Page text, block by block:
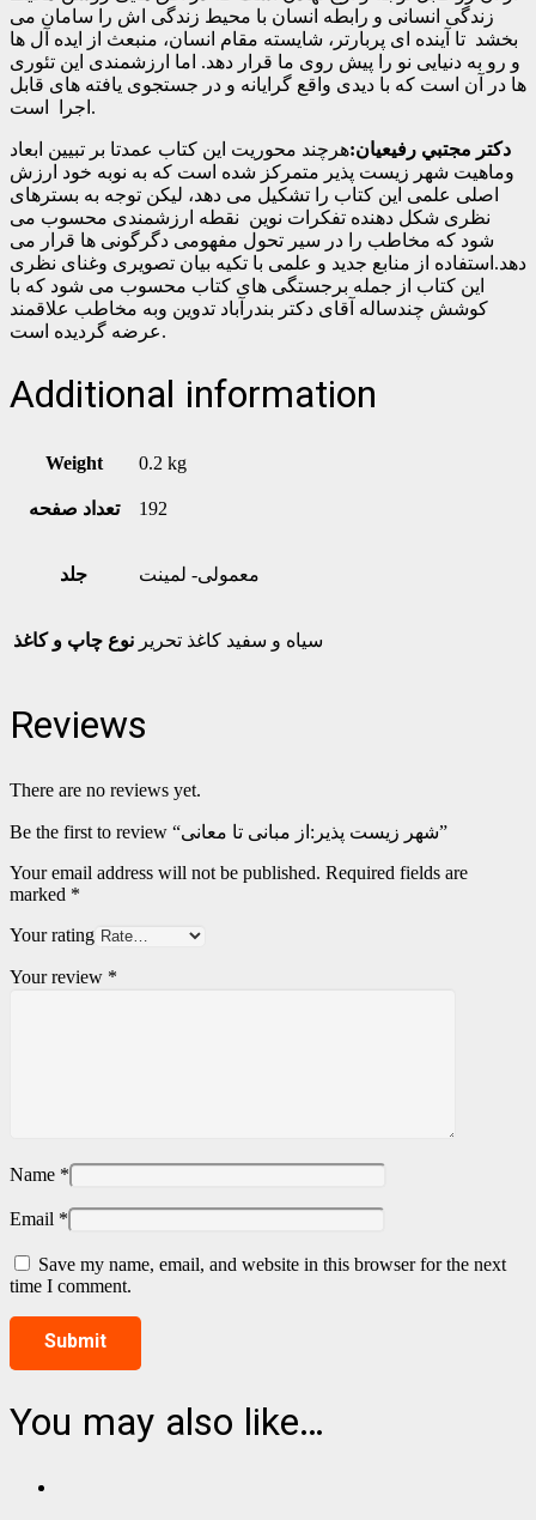
زندگی انسانی و رابطه انسان با محیط زندگی اش را سامان می
بخشد تا آینده ای پربارتر، شایسته مقام انسان، منبعث از ایده آل ها
و رو به دنیایی نو را پیش روی ما قرار دهد. اما ارزشمندی این تئوری
ها در آن است که با دیدی واقع گرایانه و در جستجوی یافته های قابل
اجرا است.
دکتر مجتبي رفيعيان:هرچند محوریت این کتاب عمدتا بر تبیین ابعاد
وماهیت شهر زیست پذیر متمرکز شده است که به نوبه خود ارزش
اصلی علمی این کتاب را تشکیل می دهد، لیکن توجه به بسترهای
نظری شکل دهنده تفکرات نوین نقطه ارزشمندی محسوب می
شود که مخاطب را در سیر تحول مفهومی دگرگونی ها قرار می
دهد.استفاده از منابع جدید و علمی با تکیه بیان تصویری وغنای نظری
این کتاب از جمله برجستگی های کتاب محسوب می شود که با
کوشش چندساله آقای دکتر بندرآباد تدوین وبه مخاطب علاقمند
عرضه گردیده است.
Additional information
Weight 0.2 kg
تعداد صفحه 192
جلد معمولی- لمینت
نوع چاپ و کاغذ سیاه و سفید کاغذ تحریر
Reviews
There are no reviews yet.
Be the first to review “شهر زیست پذیر:از مبانی تا معانی”
Your email address will not be published. Required fields are
marked *
Your rating
Your review *
Name *
Email *
Save my name, email, and website in this browser for the next
time I comment.
You may also like…